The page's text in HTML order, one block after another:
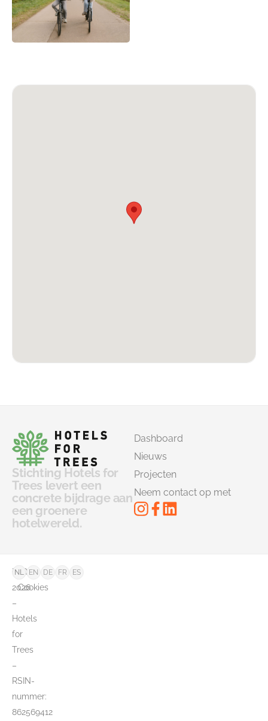
Stichting Hotels for
Trees levert een
concrete bijdrage aan
een groenere
hotelwereld.
Dashboard
Nieuws
Projecten
Neem contact op met
©
2026
–
Hotels
for
Trees
–
RSIN-
nummer:
862569412
FAQ
Cookies
NL EN DE FR ES